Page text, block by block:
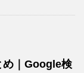
め｜Google検